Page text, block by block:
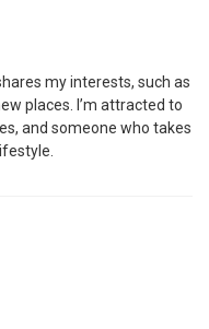
my interests, such as
places. I’m attracted to
and someone who takes